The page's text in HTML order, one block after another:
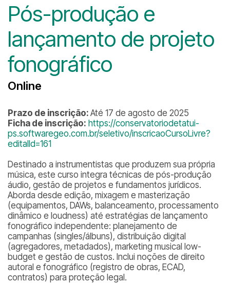
Pós-produção e
lançamento de projeto
fonográfico
Online
Prazo de inscrição: Até 17 de agosto de 2025
Ficha de inscrição: https://conservatoriodetatui-
ps.softwaregeo.com.br/seletivo/inscricaoCursoLivre?
editalId=161
Destinado a instrumentistas que produzem sua própria
música, este curso integra técnicas de pós-produção
áudio, gestão de projetos e fundamentos jurídicos.
Aborda desde edição, mixagem e masterização
(equipamentos, DAWs, balanceamento, processamento
dinâmico e loudness) até estratégias de lançamento
fonográfico independente: planejamento de
campanhas (singles/álbuns), distribuição digital
(agregadores, metadados), marketing musical low-
budget e gestão de custos. Inclui noções de direito
autoral e fonográfico (registro de obras, ECAD,
contratos) para proteção legal.